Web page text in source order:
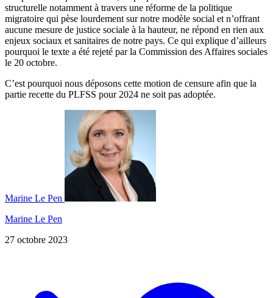
structurelle notamment à travers une réforme de la politique
migratoire qui pèse lourdement sur notre modèle social et n’offrant
aucune mesure de justice sociale à la hauteur, ne répond en rien aux
enjeux sociaux et sanitaires de notre pays. Ce qui explique d’ailleurs
pourquoi le texte a été rejeté par la Commission des Affaires sociales
le 20 octobre.
C’est pourquoi nous déposons cette motion de censure afin que la
partie recette du PLFSS pour 2024 ne soit pas adoptée.
Marine Le Pen
Marine Le Pen
27 octobre 2023